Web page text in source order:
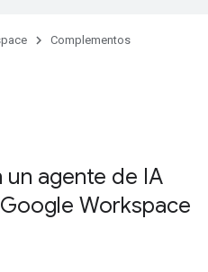
Complementos
un agente de IA
Workspace